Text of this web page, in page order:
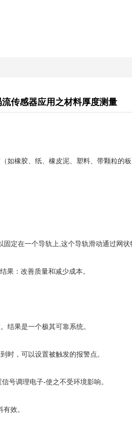
传感器应用之材料厚度测量
橡胶、纸、橡皮泥、塑料、带颗粒的板
定在一个导轨上,这个导轨滑动通过网
果：改善质量和减少成本。
结果是一个极其可靠系统。
时，可以设置被触发的报警点。
号调理电子-使之不受环境影响。
效。